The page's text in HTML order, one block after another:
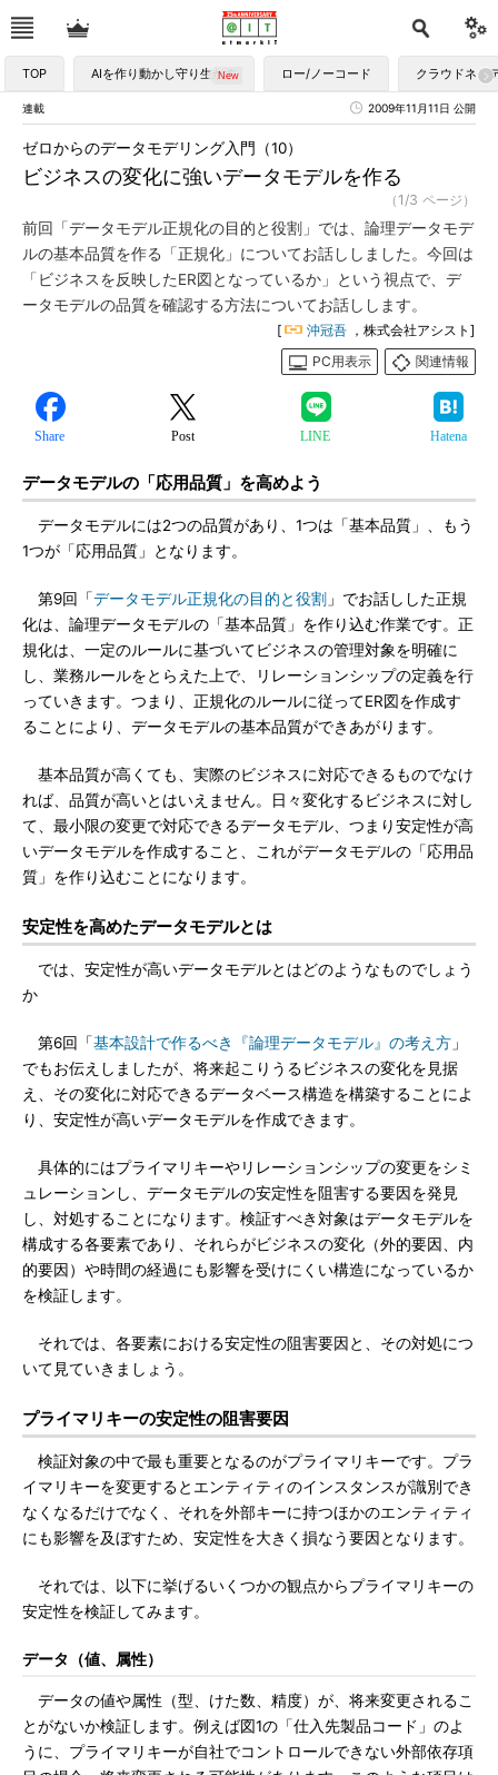
TOP AIを作り動かし守り生かす ロー/ノーコード クラウドネイ
連載 2009年11月11日 公開
ビジネスの変化に強いデータモデルを作る
ゼロからのデータモデリング入門（10）
（1/3 ページ）
前回「データモデル正規化の目的と役割」では、論理データモデ
ルの基本品質を作る「正規化」についてお話ししました。今回は
「ビジネスを反映したER図となっているか」という視点で、デ
ータモデルの品質を確認する方法についてお話しします。
[ 沖冠吾 ，株式会社アシスト]
PC用表示
関連情報
Share Post LINE Hatena
データモデルの「応用品質」を高めよう
データモデルには2つの品質があり、1つは「基本品質」、もう
1つが「応用品質」となります。
第9回「データモデル正規化の目的と役割 」でお話しした正規
化は、論理データモデルの「基本品質」を作り込む作業です。正
規化は、一定のルールに基づいてビジネスの管理対象を明確に
し、業務ルールをとらえた上で、リレーションシップの定義を行
っていきます。つまり、正規化のルールに従ってER図を作成す
ることにより、データモデルの基本品質ができあがります。
基本品質が高くても、実際のビジネスに対応できるものでなけ
れば、品質が高いとはいえません。日々変化するビジネスに対し
て、最小限の変更で対応できるデータモデル、つまり安定性が高
いデータモデルを作成すること、これがデータモデルの「応用品
質」を作り込むことになります。
安定性を高めたデータモデルとは
では、安定性が高いデータモデルとはどのようなものでしょう
か
第6回「基本設計で作るべき『論理データモデル』の考え方 」
でもお伝えしましたが、将来起こりうるビジネスの変化を見据
え、その変化に対応できるデータベース構造を構築することによ
り、安定性が高いデータモデルを作成できます。
具体的にはプライマリキーやリレーションシップの変更をシミ
ュレーションし、データモデルの安定性を阻害する要因を発見
し、対処することになります。検証すべき対象はデータモデルを
構成する各要素であり、それらがビジネスの変化（外的要因、内
的要因）や時間の経過にも影響を受けにくい構造になっているか
を検証します。
それでは、各要素における安定性の阻害要因と、その対処につ
いて見ていきましょう。
プライマリキーの安定性の阻害要因
検証対象の中で最も重要となるのがプライマリキーです。プラ
イマリキーを変更するとエンティティのインスタンスが識別でき
なくなるだけでなく、それを外部キーに持つほかのエンティティ
にも影響を及ぼすため、安定性を大きく損なう要因となります。
それでは、以下に挙げるいくつかの観点からプライマリキーの
安定性を検証してみます。
データ（値、属性）
データの値や属性（型、けた数、精度）が、将来変更されるこ
とがないか検証します。例えば図1の「仕入先製品コード」のよ
うに、プライマリキーが自社でコントロールできない外部依存項